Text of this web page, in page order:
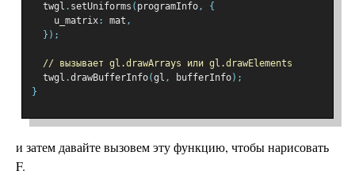
  twgl
. setUniforms ( programInfo,
{
    u_matrix
: mat ,
});
// вызывает gl.drawArrays или gl.drawElements
  twgl
.drawBufferInfo(gl , bufferInfo);
}
и затем давайте вызовем эту функцию, чтобы нарисовать
F.